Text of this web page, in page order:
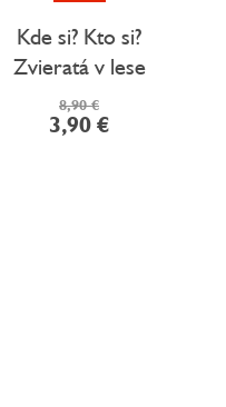
Kde si? Kto si?
Zvieratá v lese
8,90 €
3,90 €